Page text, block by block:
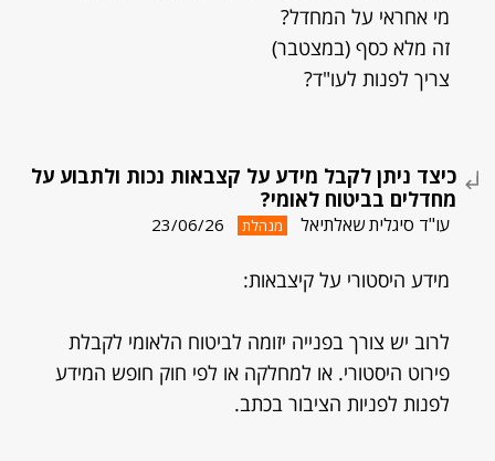
מי אחראי על המחדל?
זה מלא כסף (במצטבר)
צריך לפנות לעו"ד?
כיצד ניתן לקבל מידע על קצבאות נכות ולתבוע על
מחדלים בביטוח לאומי?
עו"ד סיגלית שאלתיאל מנהלת 23/06/26
מידע היסטורי על קיצבאות:
לרוב יש צורך בפנייה יזומה לביטוח הלאומי לקבלת
פירוט היסטורי. או למחלקה או לפי חוק חופש המידע
לפנות לפניות הציבור בכתב.